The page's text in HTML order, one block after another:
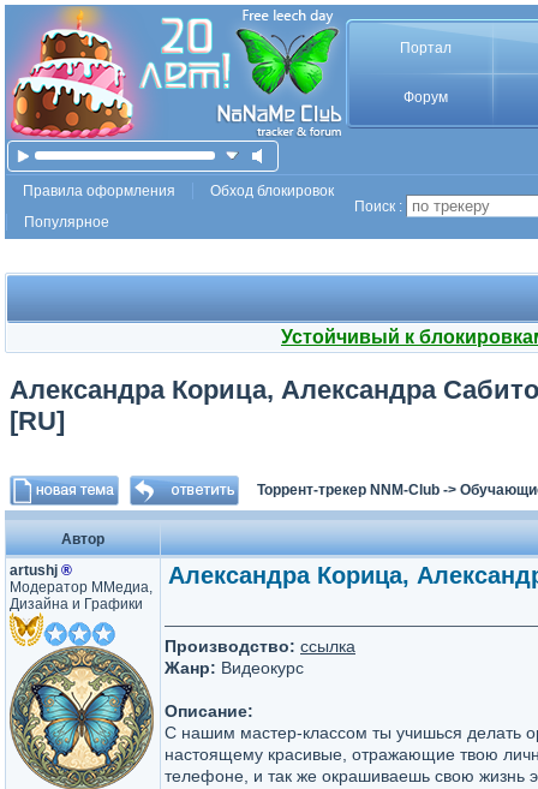
Портал
Форум
Правила оформления
Обход блокировок
Популярное
Поиск :
Устойчивый к
Александра Корица, Александра
[RU]
Торрент-трекер NNM-Club ->
Автор
artushj ®
Модератор ММедиа,
Дизайна и Графики
Александра Корица,
Производство: ссылка
Жанр: Видеокурс
Описание:
C нашим мастер-классом ты учишься делать
настоящему красивые, отражающие твою
телефоне, и так же окрашиваешь свою жизнь